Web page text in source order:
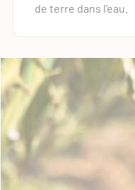
de terre dans l’eau.